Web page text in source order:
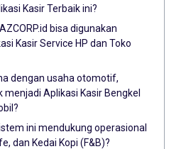
Kasir Terbaik ini?
bisa digunakan
Kasir Service HP dan Toko
dengan usaha otomotif,
menjadi Aplikasi Kasir Bengkel
ini mendukung operasional
dan Kedai Kopi (F&B)?